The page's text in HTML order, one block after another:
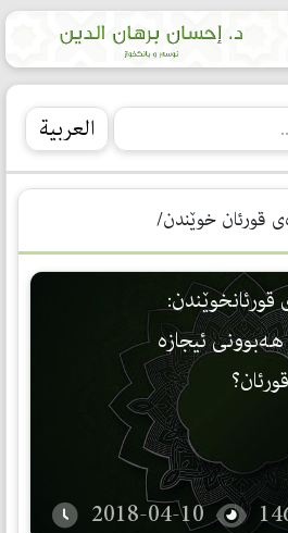
العربیة
قورئان خوێندن/
قورئانخوێندن:
ئیجازه‌
2018-04-10